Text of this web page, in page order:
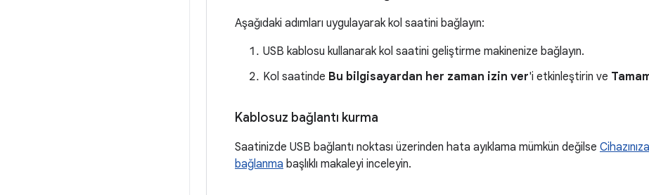
Aşağıdaki adımları uygulayarak kol saatini bağlayın:
USB kablosu kullanarak kol saatini geliştirme makinenize bağlayın.
Kol saatinde Bu bilgisayardan her zaman izin ver'i etkinleştirin ve
Kablosuz bağlantı kurma
Saatinizde USB bağlantı noktası üzerinden hata ayıklama mümkün değilse
bağlanma başlıklı makaleyi inceleyin.